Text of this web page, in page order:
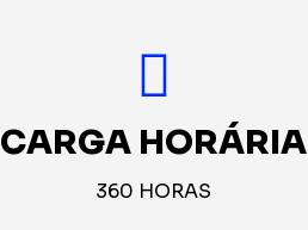
CARGA HORÁRIA
360 HORAS